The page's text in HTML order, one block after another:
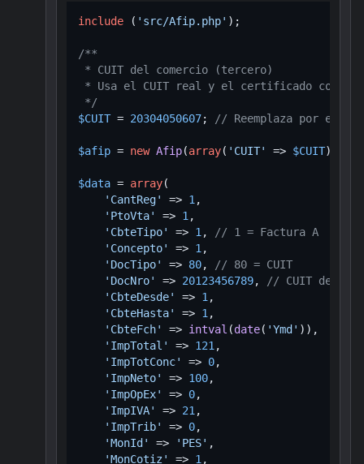
include ( 'src/Afip.php' );
/**
* CUIT del comercio (tercero)
* Usa el CUIT real y el certificado
*/
$CUIT = 20304050607; // Reemplaza por el
$afip = new Afip(array( 'CUIT' => $CUIT));
$data = array(
'CantReg'
=> 1 ,
'PtoVta'
=> 1 ,
'CbteTipo'
=> 1 ,
// 1 = Factura A
'Concepto'
=> 1 ,
'DocTipo'
=> 80,
// 80 = CUIT
'DocNro'
=> 20123456789,
// CUIT del
'CbteDesde'
=> 1 ,
'CbteHasta'
=> 1 ,
'CbteFch'
=> intval (date( 'Ymd' )),
'ImpTotal'
=> 121 ,
'ImpTotConc'
=> 0,
'ImpNeto'
=> 100,
'ImpOpEx'
=> 0,
'ImpIVA'
=> 21 ,
'ImpTrib'
=> 0,
'MonId'
=> 'PES' ,
'MonCotiz'
=> 1 ,